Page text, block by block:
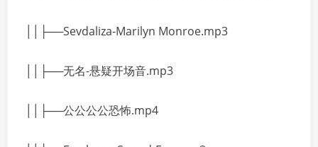
││├──Sevdaliza-Marilyn Monroe.mp3
││├──无名-悬疑开场音.mp3
││├──公公公公恐怖.mp4